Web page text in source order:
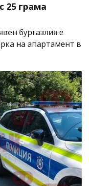
25 грама
бургазлия е
на апартамент в